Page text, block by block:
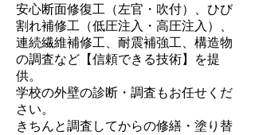
安心断面修復工（左官・吹付）、ひび
割れ補修工（低圧注入・高圧注入）、
連続繊維補修工、耐震補強工、構造物
の調査など【信頼できる技術】を提
供。
学校の外壁の診断・調査もお任せくだ
さい。
きちんと調査してからの修繕・塗り替